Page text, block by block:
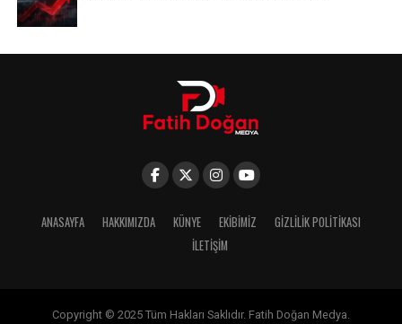
ANASAYFA HAKKIMIZDA KÜNYE EKIBIMIZ
GIZLILIK POLITIKASI
İLETIŞIM
Copyright © 2025 Tüm Hakları Saklıdır. Fatih Doğan Medya.